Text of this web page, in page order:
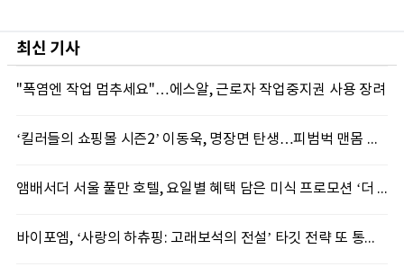
최신 기사
"폭염엔 작업 멈추세요"…에스알, 근로자 작업중지권 사용 장려
‘킬러들의 쇼핑몰 시즌2’ 이동욱, 명장면 탄생…피범벅 맨몸 액션 ‘감탄’
앰배서더 서울 풀만 호텔, 요일별 혜택 담은 미식 프로모션 ‘더 킹스 : 다이닝 프리빌리지즈’ 선봬
바이포엠, ‘사랑의 하츄핑: 고래보석의 전설’ 타깃 전략 또 통했다